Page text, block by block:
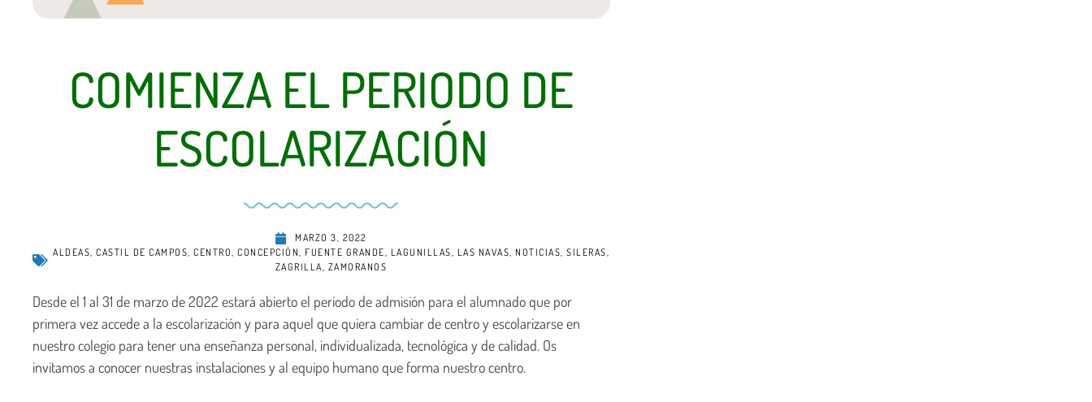
COMIENZA EL PERIODO DE
ESCOLARIZACIÓN
MARZO 3, 2022
ALDEAS, CASTIL DE CAMPOS, CENTRO, CONCEPCIÓN, FUENTE GRANDE, LAGUNILLAS, LAS NAVAS, NOTICIAS, SILERAS,
ZAGRILLA, ZAMORANOS
Desde el 1 al 31 de marzo de 2022 estará abierto el periodo de admisión para el alumnado que por
primera vez accede a la escolarización y para aquel que quiera cambiar de centro y escolarizarse en
nuestro colegio para tener una enseñanza personal, individualizada, tecnológica y de calidad. Os
invitamos a conocer nuestras instalaciones y al equipo humano que forma nuestro centro.